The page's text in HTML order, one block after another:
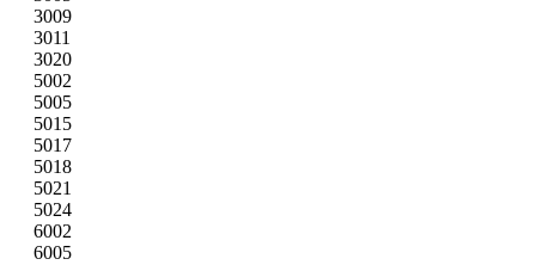
3009
3011
3020
5002
5005
5015
5017
5018
5021
5024
6002
6005